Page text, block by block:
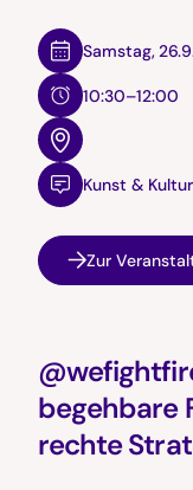
Samstag,
10:30–12:00
Kunst & Kultur
Zur
begehbare
rechte